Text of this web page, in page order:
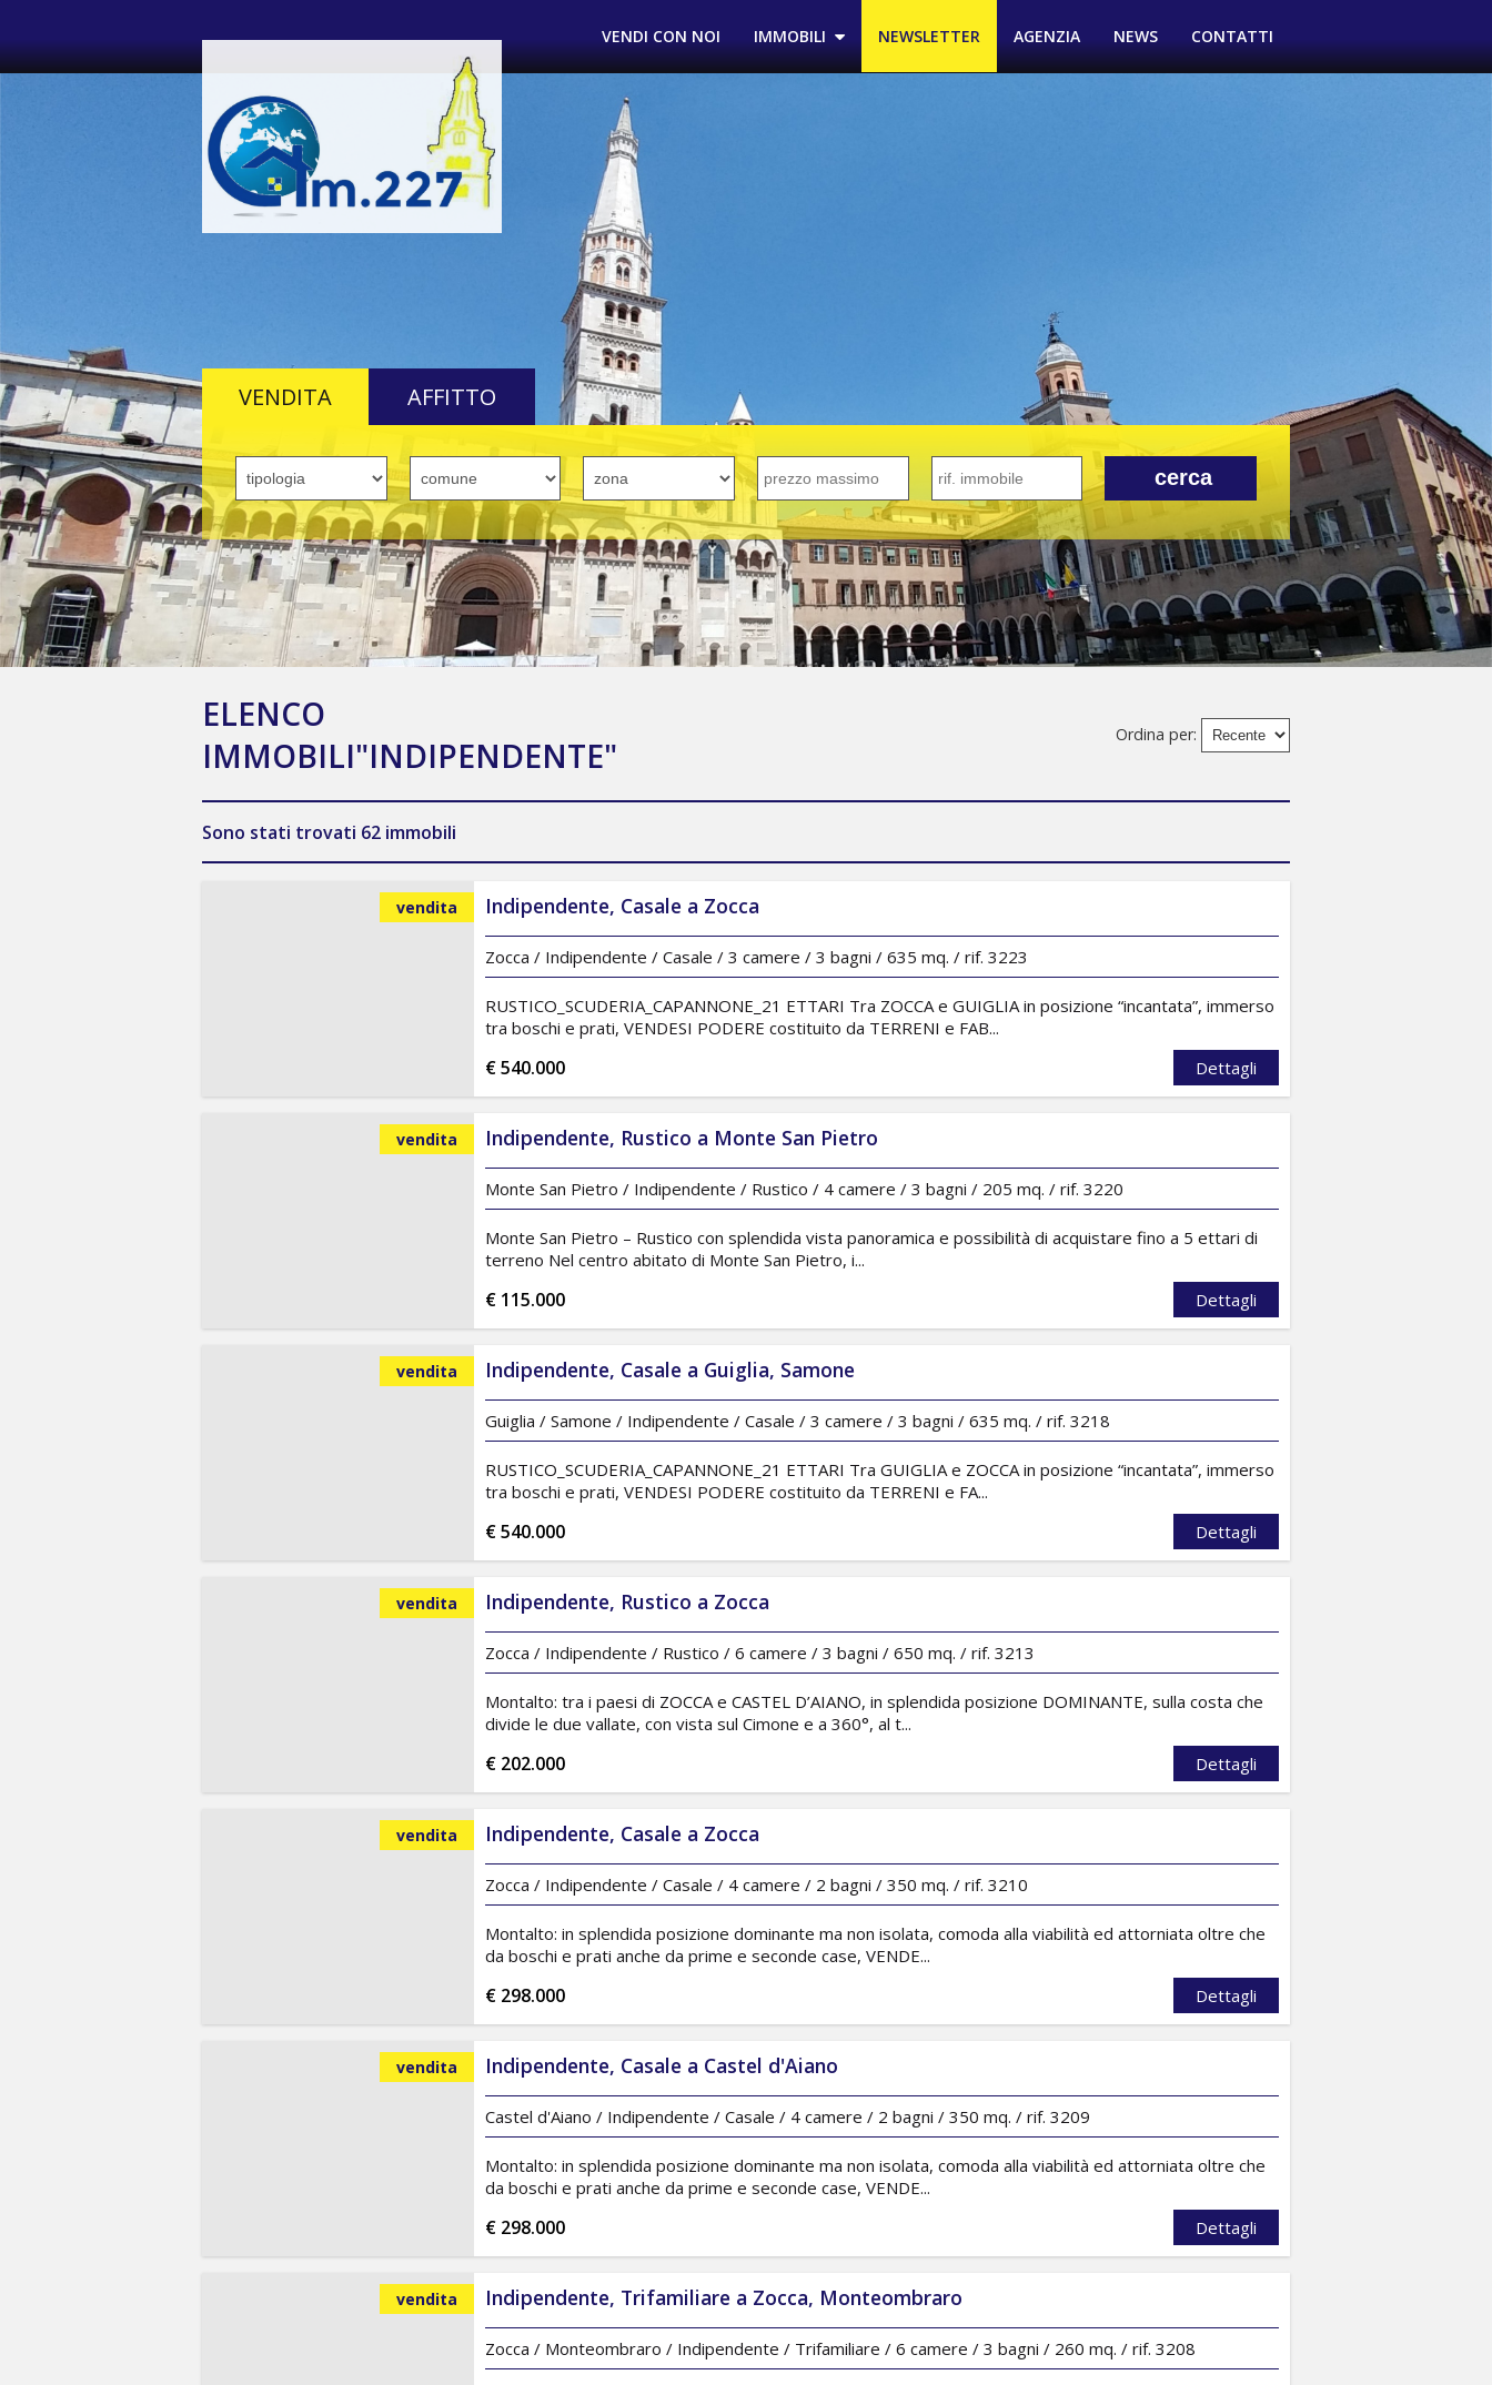
VENDI CON NOI IMMOBILI NEWSLETTER AGENZIA NEWS CONTATTI
VENDITA AFFITTO
ELENCO
IMMOBILI"INDIPENDENTE"
Ordina per:
Sono stati trovati 62 immobili
vendita Indipendente, Casale a Zocca
Zocca / Indipendente / Casale / 3 camere / 3 bagni / 635 mq. / rif. 3223
RUSTICO_SCUDERIA_CAPANNONE_21 ETTARI Tra ZOCCA e GUIGLIA in posizione “incantata”, immerso
tra boschi e prati, VENDESI PODERE costituito da TERRENI e FAB...
€ 540.000 Dettagli
vendita Indipendente, Rustico a Monte San Pietro
Monte San Pietro / Indipendente / Rustico / 4 camere / 3 bagni / 205 mq. / rif. 3220
Monte San Pietro – Rustico con splendida vista panoramica e possibilità di acquistare fino a 5 ettari di
terreno Nel centro abitato di Monte San Pietro, i...
€ 115.000 Dettagli
vendita Indipendente, Casale a Guiglia, Samone
Guiglia / Samone / Indipendente / Casale / 3 camere / 3 bagni / 635 mq. / rif. 3218
RUSTICO_SCUDERIA_CAPANNONE_21 ETTARI Tra GUIGLIA e ZOCCA in posizione “incantata”, immerso
tra boschi e prati, VENDESI PODERE costituito da TERRENI e FA...
€ 540.000 Dettagli
vendita Indipendente, Rustico a Zocca
Zocca / Indipendente / Rustico / 6 camere / 3 bagni / 650 mq. / rif. 3213
Montalto: tra i paesi di ZOCCA e CASTEL D’AIANO, in splendida posizione DOMINANTE, sulla costa che
divide le due vallate, con vista sul Cimone e a 360°, al t...
€ 202.000 Dettagli
vendita Indipendente, Casale a Zocca
Zocca / Indipendente / Casale / 4 camere / 2 bagni / 350 mq. / rif. 3210
Montalto: in splendida posizione dominante ma non isolata, comoda alla viabilità ed attorniata oltre che
da boschi e prati anche da prime e seconde case, VENDE...
€ 298.000 Dettagli
vendita Indipendente, Casale a Castel d'Aiano
Castel d'Aiano / Indipendente / Casale / 4 camere / 2 bagni / 350 mq. / rif. 3209
Montalto: in splendida posizione dominante ma non isolata, comoda alla viabilità ed attorniata oltre che
da boschi e prati anche da prime e seconde case, VENDE...
€ 298.000 Dettagli
vendita Indipendente, Trifamiliare a Zocca, Monteombraro
Zocca / Monteombraro / Indipendente / Trifamiliare / 6 camere / 3 bagni / 260 mq. / rif. 3208